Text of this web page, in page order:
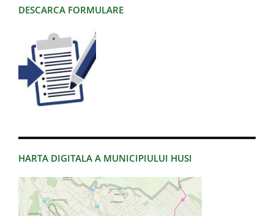
DESCARCA FORMULARE
HARTA DIGITALA A MUNICIPIULUI HUSI